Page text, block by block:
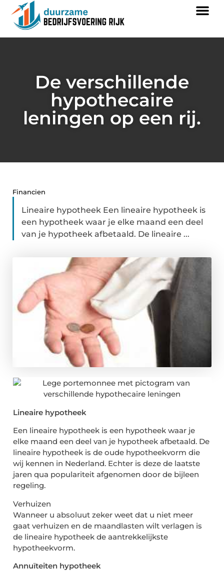
De verschillende
hypothecaire
leningen op een rij.
Financien
Lineaire hypotheek Een lineaire hypotheek is
een hypotheek waar je elke maand een deel
van je hypotheek afbetaald. De lineaire ...
Lineaire hypotheek
Een lineaire hypotheek is een hypotheek waar je
elke maand een deel van je hypotheek afbetaald. De
lineaire hypotheek is de oude hypotheekvorm die
wij kennen in Nederland. Echter is deze de laatste
jaren qua populariteit afgenomen door de bijleen
regeling.
Verhuizen
Wanneer u absoluut zeker weet dat u niet meer
gaat verhuizen en de maandlasten wilt verlagen is
de lineaire hypotheek de aantrekkelijkste
hypotheekvorm.
Annuïteiten hypotheek